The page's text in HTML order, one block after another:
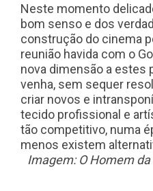
Neste momento
bom senso e dos
construção do cinema
reunião havida com o
nova dimensão a estes
venha, sem sequer
criar novos e
tecido profissional e
tão competitivo, numa
menos existem
Imagem: O Homem